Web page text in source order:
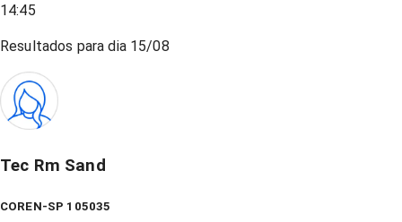
14:45
Resultados para dia 15/08
Tec Rm Sand
COREN-SP 105035